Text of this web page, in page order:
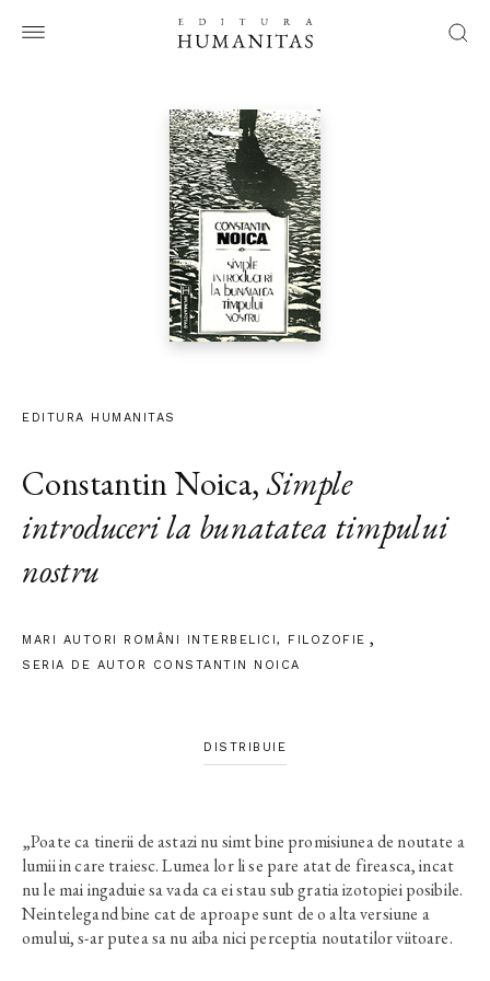
EDITURA HUMANITAS
Constantin Noica,Simple
introduceri la bunatatea timpului
nostru
MARI AUTORI ROMÂNI INTERBELICI, FILOZOFIE
SERIA DE AUTOR CONSTANTIN NOICA
DISTRIBUIE
„Poate ca tinerii de astazi nu simt bine promisiunea de noutate a
lumii in care traiesc. Lumea lor li se pare atat de fireasca, incat
nu le mai ingaduie sa vada ca ei stau sub gratia izotopiei posibile.
Neintelegand bine cat de aproape sunt de o alta versiune a
omului, s-ar putea sa nu aiba nici perceptia noutatilor viitoare.